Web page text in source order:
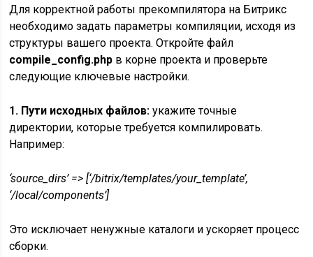
Для корректной работы прекомпилятора на Битрикс
необходимо задать параметры компиляции, исходя из
структуры вашего проекта. Откройте файл
compile_config.php в корне проекта и проверьте
следующие ключевые настройки.
1. Пути исходных файлов: укажите точные
директории, которые требуется компилировать.
Например:
‘source_dirs’ => [‘/bitrix/templates/your_template’,
‘/local/components’]
Это исключает ненужные каталоги и ускоряет процесс
сборки.